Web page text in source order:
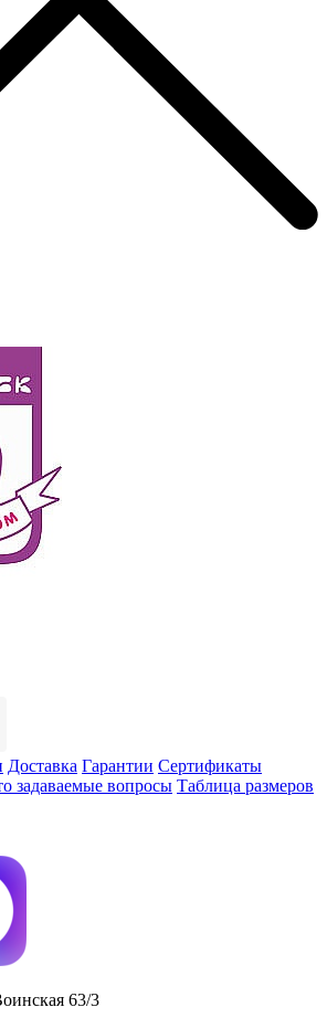
Доставка Гарантии Сертификаты
задаваемые вопросы Таблица размеров
63/3